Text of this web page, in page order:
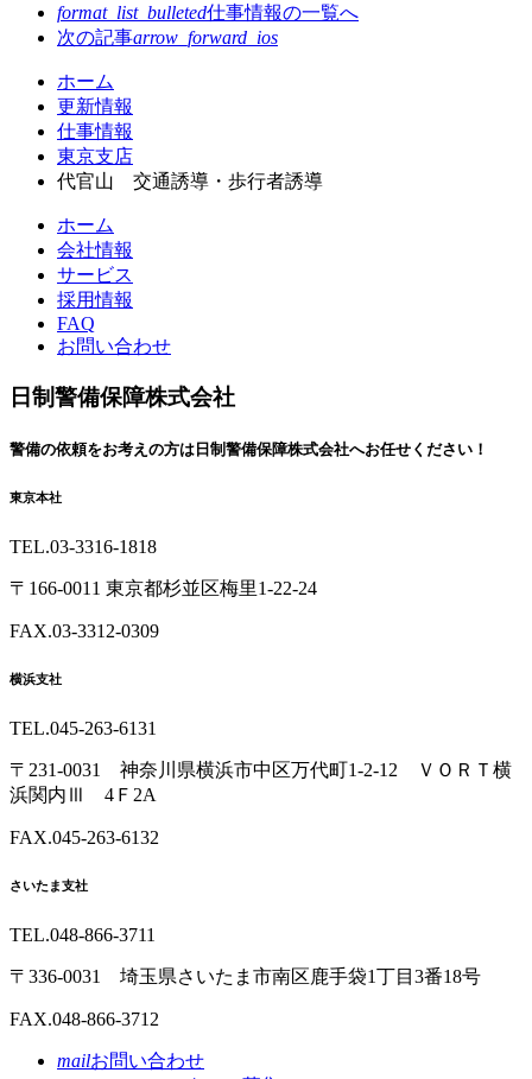
format_list_bulleted仕事情報の一覧へ
次の記事arrow_forward_ios
ホーム
更新情報
仕事情報
東京支店
代官山 交通誘導・歩行者誘導
ホーム
会社情報
サービス
採用情報
FAQ
お問い合わせ
日制警備保障株式会社
警備の依頼をお考えの方は 日制警備保障株式会社へお任せください！
東京本社
TEL.03-3316-1818
〒166-0011 東京都杉並区梅里1-22-24
FAX.03-3312-0309
横浜支社
TEL.045-263-6131
〒231-0031 神奈川県横浜市中区万代町1-2-12 ＶＯＲＴ横
浜関内Ⅲ 4Ｆ2A
FAX.045-263-6132
さいたま支社
TEL.048-866-3711
〒336-0031 埼玉県さいたま市南区鹿手袋1丁目3番18号
FAX.048-866-3712
mailお問い合わせ